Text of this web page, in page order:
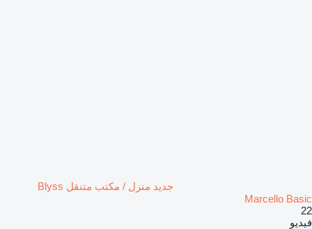
جديد منزل / مكتب متنقل Blyss
Marcello Basic
22
فيديو